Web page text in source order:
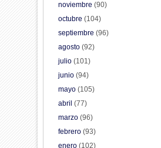
noviembre (90)
octubre (104)
septiembre (96)
agosto (92)
julio (101)
junio (94)
mayo (105)
abril (77)
marzo (96)
febrero (93)
enero (102)